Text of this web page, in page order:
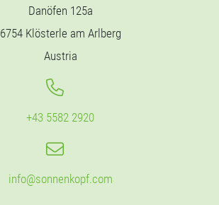
Danöfen 125a
6754 Klösterle am Arlberg
Austria
+43 5582 2920
info@sonnenkopf.com